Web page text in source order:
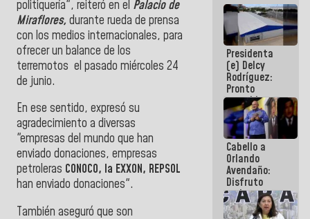
politiquería", reiteró en el Palacio de
Miraflores, durante rueda de prensa
con los medios internacionales, para
ofrecer un balance de los
terremotos el pasado miércoles 24
de junio.
En ese sentido, expresó su
agradecimiento a diversas
"empresas del mundo que han
enviado donaciones, empresas
petroleras CONOCO, la EXXON, REPSOL
han enviado donaciones".
También aseguró que son
Presidenta
(e) Delcy
Rodríguez:
Pronto
restableceremos
las
operaciones
en el
Aeropuerto
Internacional
de
Maiquetía
Cabello a
Orlando
Avendaño:
Disfruto
cada vez
que escribes